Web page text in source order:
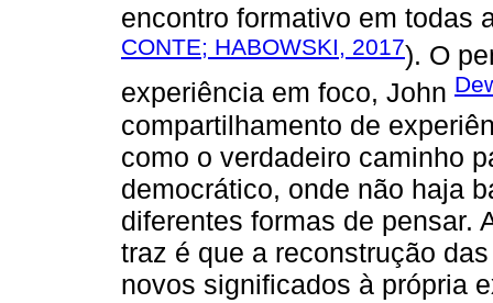
encontro formativo em todas
CONTE; HABOWSKI, 2017). O
experiência em foco, John
compartilhamento de
como o verdadeiro caminho
democrático, onde não haja
diferentes formas de pensar.
traz é que a reconstrução
novos significados à própria